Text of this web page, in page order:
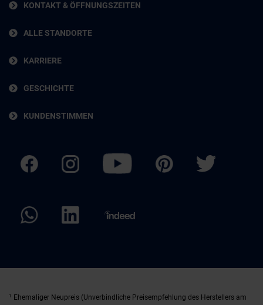
KONTAKT & ÖFFNUNGSZEITEN
ALLE STANDORTE
KARRIERE
GESCHICHTE
KUNDENSTIMMEN
1 Ehemaliger Neupreis (Unverbindliche Preisempfehlung des Herstellers am